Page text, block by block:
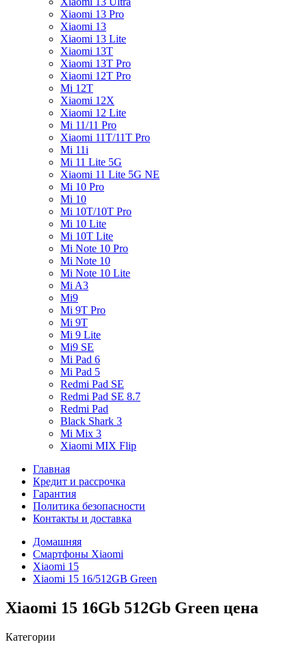
Xiaomi 13 Pro
Xiaomi 13
Xiaomi 13 Lite
Xiaomi 13T
Xiaomi 13T Pro
Xiaomi 12T Pro
Mi 12T
Xiaomi 12X
Xiaomi 12 Lite
Mi 11/11 Pro
Xiaomi 11T/11T Pro
Mi 11i
Mi 11 Lite 5G
Xiaomi 11 Lite 5G NE
Mi 10 Pro
Mi 10
Mi 10T/10T Pro
Mi 10 Lite
Mi 10T Lite
Mi Note 10 Pro
Mi Note 10
Mi Note 10 Lite
Mi A3
Mi9
Mi 9T Pro
Mi 9T
Mi 9 Lite
Mi9 SE
Mi Pad 6
Mi Pad 5
Redmi Pad SE
Redmi Pad SE 8.7
Redmi Pad
Black Shark 3
Mi Mix 3
Xiaomi MIX Flip
Главная
Кредит и рассрочка
Гарантия
Политика безопасности
Контакты и доставка
Домашняя
Смартфоны Xiaomi
Xiaomi 15
Xiaomi 15 16/512GB Green
Xiaomi 15 16Gb 512Gb Green цена
Категории